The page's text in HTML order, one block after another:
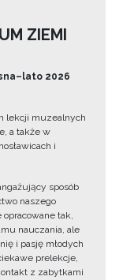
ZIEMI
2026
lekcji muzealnych
a także w
i
sposób
naszego
opracowane tak,
nauczania, ale
i pasję młodych
prelekcje,
z zabytkami